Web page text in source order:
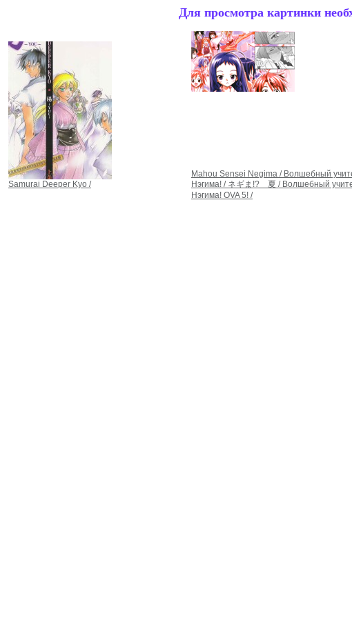
Для просмотра картинки
Samurai Deeper Kyo /
Mahou Sensei Negima / Волшебный
Нэгима! / ネギま!? 夏 / Волшебный
Нэгима! OVA 5! /